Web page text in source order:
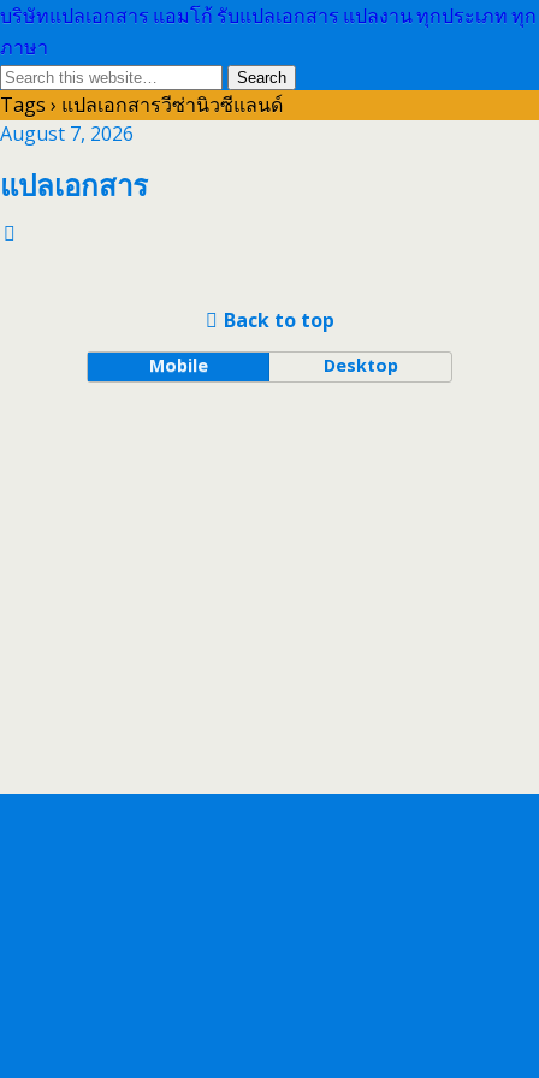
บริษัทแปลเอกสาร แอมโก้ รับแปลเอกสาร แปลงาน ทุกประเภท ทุก
ภาษา
Tags › แปลเอกสารวีซ่านิวซีแลนด์
August 7, 2026
แปลเอกสาร
Back to top
Mobile Desktop